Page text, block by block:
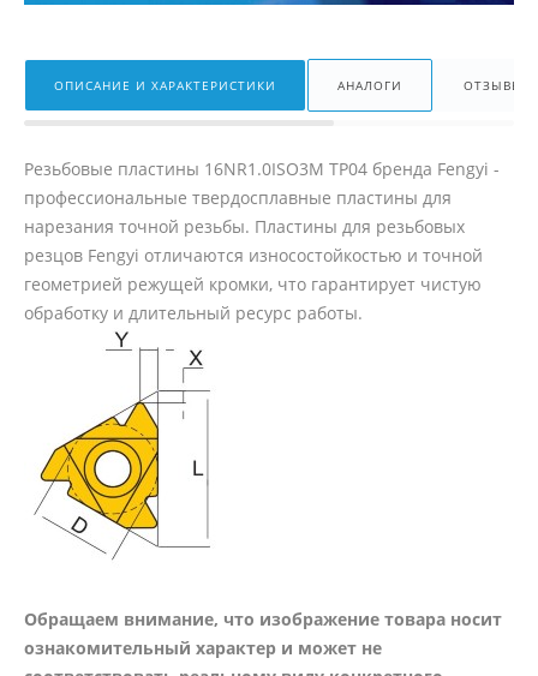
ОПИСАНИЕ И ХАРАКТЕРИСТИКИ АНАЛОГИ ОТЗЫВЫ
Резьбовые пластины 16NR1.0ISO3M TP04 бренда Fengyi -
профессиональные твердосплавные пластины для
нарезания точной резьбы. Пластины для резьбовых
резцов Fengyi отличаются износостойкостью и точной
геометрией режущей кромки, что гарантирует чистую
обработку и длительный ресурс работы.
Обращаем внимание, что изображение товара носит
ознакомительный характер и может не